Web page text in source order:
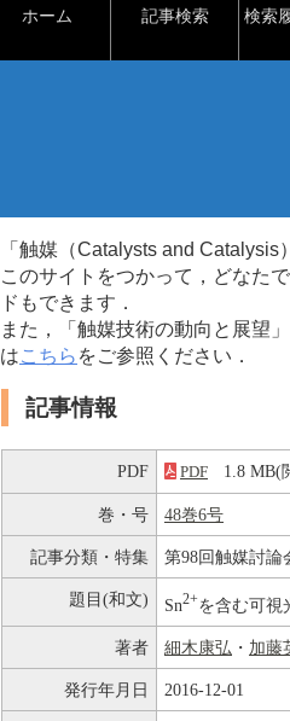
ホーム 記事検索 検索
「触媒（Catalysts and
このサイトをつかって，どなた
ドもできます．
また，「触媒技術の動向と展望
はこちら をご参照ください．
記事情報
PDF PDF 1.8 MB(
巻・号 48巻6号
記事分類・特集 第98回触媒討論
題目(和文) Sn2+を含む可視
著者 細木康弘 ・ 加藤
発行年月日 2016-12-01